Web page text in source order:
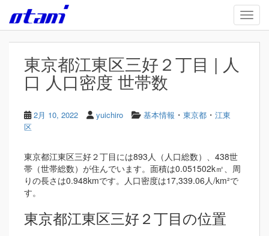
Skip to main content
東京都江東区三好２丁目 | 人
口 人口密度 世帯数
2月 10, 2022 yuichiro 基本情報 ・ 東京都 ・ 江東
区
東京都江東区三好２丁目には893人（人口総数）、438世
帯（世帯総数）が住んでいます。面積は0.051502k㎡、周
りの長さは0.948kmです。人口密度は17,339.06人/km²で
す。
東京都江東区三好２丁目の位置